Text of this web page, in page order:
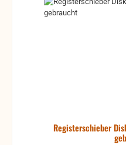
Registerschieber